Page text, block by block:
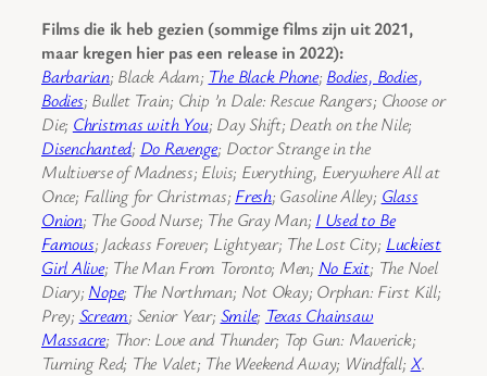
Films die ik heb gezien (sommige films zijn uit 2021,
maar kregen hier pas een release in 2022):
Barbarian; Black Adam; The Black Phone; Bodies, Bodies,
Bodies; Bullet Train; Chip ’n Dale: Rescue Rangers; Choose or
Die; Christmas with You; Day Shift; Death on the Nile;
Disenchanted; Do Revenge; Doctor Strange in the
Multiverse of Madness; Elvis; Everything, Everywhere All at
Once; Falling for Christmas; Fresh; Gasoline Alley; Glass
Onion; The Good Nurse; The Gray Man; I Used to Be
Famous; Jackass Forever; Lightyear; The Lost City; Luckiest
Girl Alive; The Man From Toronto; Men; No Exit; The Noel
Diary; Nope; The Northman; Not Okay; Orphan: First Kill;
Prey; Scream; Senior Year; Smile; Texas Chainsaw
Massacre; Thor: Love and Thunder; Top Gun: Maverick;
Turning Red; The Valet; The Weekend Away; Windfall; X.